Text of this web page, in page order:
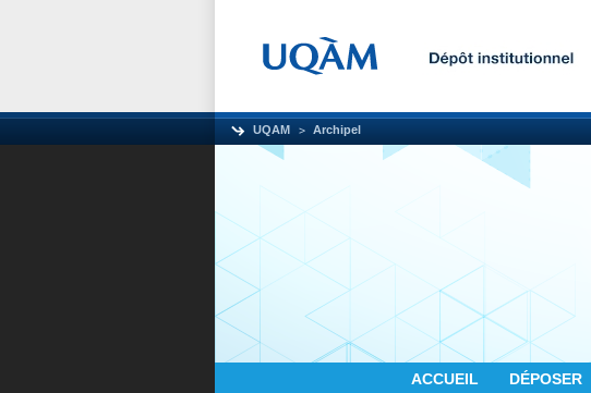
UQAM Archipel
ACCUEIL DÉPOSER